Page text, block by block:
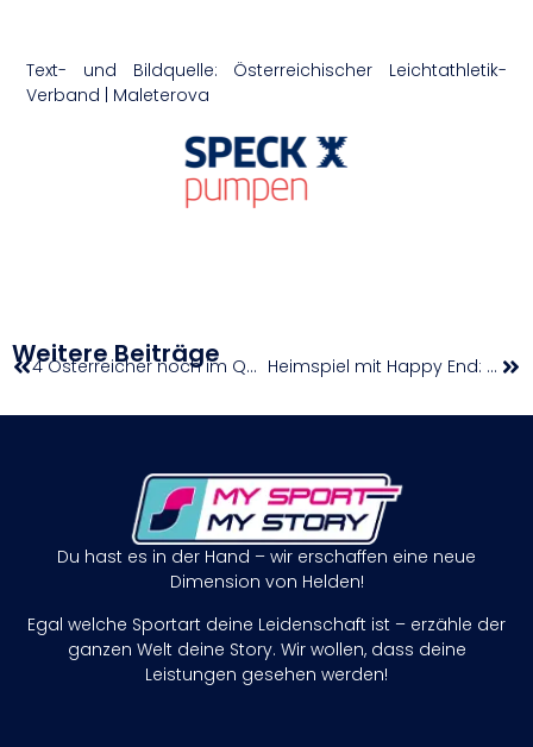
Text- und Bildquelle: Österreichischer Leichtathletik-
Verband | Maleterova
Weitere Beiträge 4 Österreicher noch im Qualifikationsrennen Heimspiel mit Happy End: Leitner siegt beim Europacup in Imst
Du hast es in der Hand – wir erschaffen eine neue
Dimension von Helden!
Egal welche Sportart deine Leidenschaft ist – erzähle der
ganzen Welt deine Story. Wir wollen, dass deine
Leistungen gesehen werden!